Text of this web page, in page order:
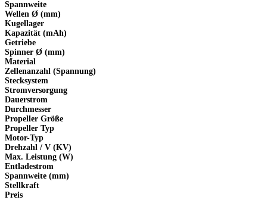
Spannweite
Wellen Ø (mm)
Kugellager
Kapazität (mAh)
Getriebe
Spinner Ø (mm)
Material
Zellenanzahl (Spannung)
Stecksystem
Stromversorgung
Dauerstrom
Durchmesser
Propeller Größe
Propeller Typ
Motor-Typ
Drehzahl / V (KV)
Max. Leistung (W)
Entladestrom
Spannweite (mm)
Stellkraft
Preis